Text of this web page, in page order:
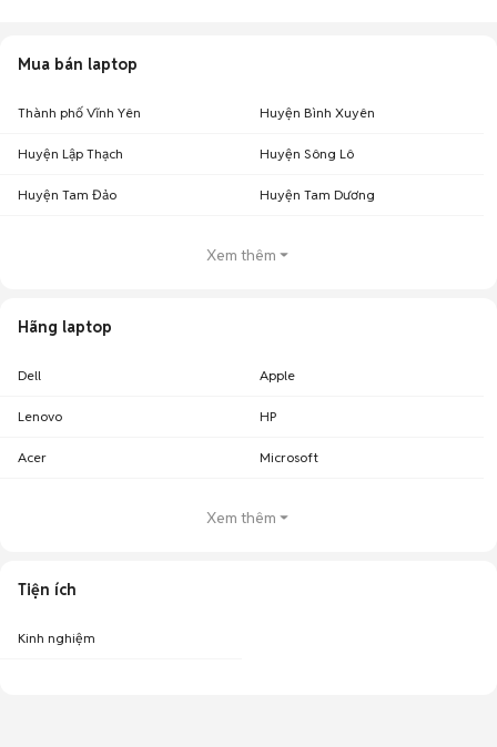
Mua bán laptop
Thành phố Vĩnh Yên Huyện Bình Xuyên
Huyện Lập Thạch Huyện Sông Lô
Huyện Tam Đảo Huyện Tam Dương
Xem thêm
Hãng laptop
Dell Apple
Lenovo HP
Acer Microsoft
Xem thêm
Tiện ích
Kinh nghiệm